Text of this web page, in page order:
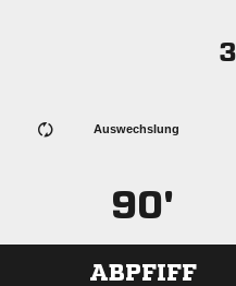

Auswechslung
90'
ABPFIFF